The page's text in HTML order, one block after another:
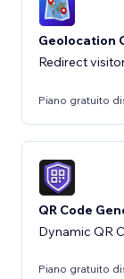
Geolocation
Redirect
Piano gratuito
QR Code
Dynamic QR
Piano gratuito